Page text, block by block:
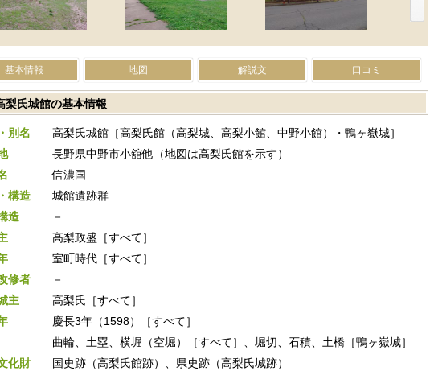
基本情報 地図 解説文 口コミ
梨氏城館の基本情報
別名
高梨氏城館［高梨氏館（高梨城、高梨小館、中野小館）・鴨ヶ嶽城］
長野県中野市小舘他（地図は高梨氏館を示す）
信濃国
構造
城館遺跡群
造
－
高梨政盛［すべて］
室町時代［すべて］
修者
－
主
高梨氏［すべて］
慶長3年（1598）［すべて］
曲輪、土塁、横堀（空堀）［すべて］、堀切、石積、土橋［鴨ヶ嶽城］
化財
国史跡（高梨氏館跡）、県史跡（高梨氏城跡）